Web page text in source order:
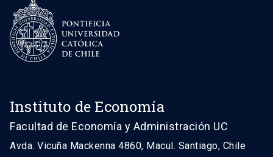
Instituto de Economía
Facultad de Economía y Administración UC
Avda. Vicuña Mackenna 4860, Macul. Santiago, Chile